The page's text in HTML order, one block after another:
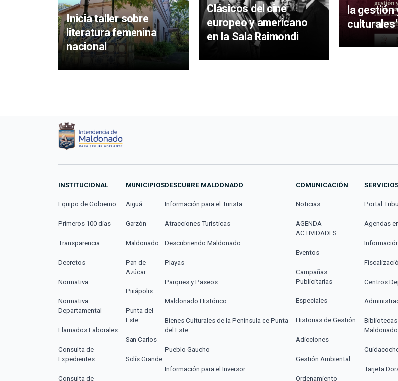
Inicia taller sobre
literatura femenina
nacional
Clásicos del cine
europeo y americano
en la Sala Raimondi
la
INSTITUCIONAL
Equipo de Gobierno
Primeros 100 días
Transparencia
Decretos
Normativa
Normativa
Departamental
Llamados Laborales
Consulta de
Expedientes
Consulta de
MUNICIPIOS
Aiguá
Garzón
Maldonado
Pan de
Azúcar
Piriápolis
Punta del
Este
San Carlos
Solís Grande
DESCUBRE MALDONADO
Información para el Turista
Atracciones Turísticas
Descubriendo Maldonado
Playas
Parques y Paseos
Maldonado Histórico
Bienes Culturales de la Península de Punta
del Este
Pueblo Gaucho
Información para el Inversor
COMUNICACIÓN
Noticias
AGENDA
ACTIVIDADES
Eventos
Campañas
Publicitarias
Especiales
Historias de Gestión
Adicciones
Gestión Ambiental
Ordenamiento
SERVICIOS
Portal
Agendas
Centros
Maldonado
Tarjeta